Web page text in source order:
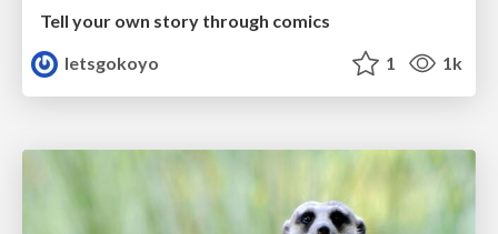
Tell your own story through comics
letsgokoyo
1 1k